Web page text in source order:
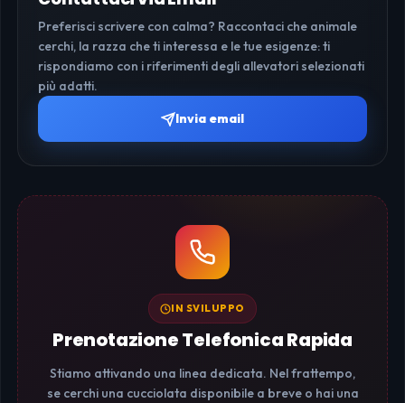
Preferisci scrivere con calma? Raccontaci che animale
cerchi, la razza che ti interessa e le tue esigenze: ti
rispondiamo con i riferimenti degli allevatori selezionati
più adatti.
Invia email
IN SVILUPPO
Prenotazione Telefonica Rapida
Stiamo attivando una linea dedicata. Nel frattempo,
se cerchi una cucciolata disponibile a breve o hai una